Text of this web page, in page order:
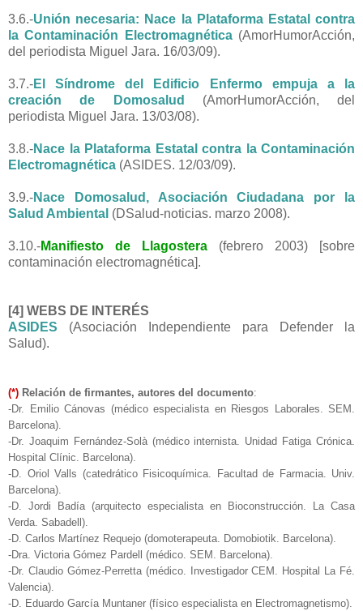
3.6.-Unión necesaria: Nace la Plataforma Estatal contra
la Contaminación Electromagnética(AmorHumorAcción,
del periodista Miguel Jara. 16/03/09).
3.7.-El Síndrome del Edificio Enfermo empuja a la
creación de Domosalud
(AmorHumorAcción, del
periodista Miguel Jara. 13/03/08).
3.8.-Nace la Plataforma Estatal contra la Contaminación
Electromagnética (ASIDES. 12/03/09).
3.9.-Nace Domosalud, Asociación Ciudadana por la
Salud Ambiental (DSalud-noticias. marzo 2008).
3.10.-Manifiesto de Llagostera (febrero 2003) [sobre
contaminación electromagnética].
[4] WEBS DE INTERÉS
ASIDES (Asociación Independiente para Defender la
Salud).
(*) Relación de firmantes, autores del documento:
-Dr. Emilio Cánovas (médico especialista en Riesgos Laborales. SEM.
Barcelona).
-Dr. Joaquim Fernández-Solà (médico internista. Unidad Fatiga Crónica.
Hospital Clínic. Barcelona).
-D. Oriol Valls (catedrático Fisicoquímica. Facultad de Farmacia. Univ.
Barcelona).
-D. Jordi Badía (arquitecto especialista en Bioconstrucción. La Casa
Verda. Sabadell).
-D. Carlos Martínez Requejo (domoterapeuta. Domobiotik. Barcelona).
-Dra. Victoria Gómez Pardell (médico. SEM. Barcelona).
-Dr. Claudio Gómez-Perretta (médico. Investigador CEM. Hospital La Fé.
Valencia).
-D. Eduardo García Muntaner (físico especialista en Electromagnetismo).